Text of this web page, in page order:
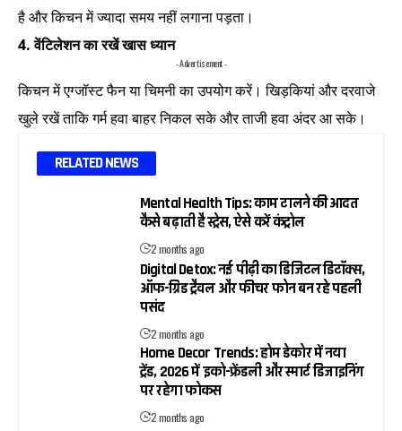
है और किचन में ज्यादा समय नहीं लगाना पड़ता।
4. वेंटिलेशन का रखें खास ध्यान
- Advertisement -
किचन में एग्जॉस्ट फैन या चिमनी का उपयोग करें। खिड़कियां और दरवाजे
खुले रखें ताकि गर्म हवा बाहर निकल सके और ताजी हवा अंदर आ सके।
RELATED NEWS
Mental Health Tips: काम टालने की आदत
कैसे बढ़ाती है स्ट्रेस, ऐसे करें कंट्रोल
2 months ago
Digital Detox: नई पीढ़ी का डिजिटल डिटॉक्स,
ऑफ-ग्रिड ट्रैवल और फीचर फोन बन रहे पहली
पसंद
2 months ago
Home Decor Trends: होम डेकोर में नया
ट्रेंड, 2026 में इको-फ्रेंडली और स्मार्ट डिजाइनिंग
पर रहेगा फोकस
2 months ago